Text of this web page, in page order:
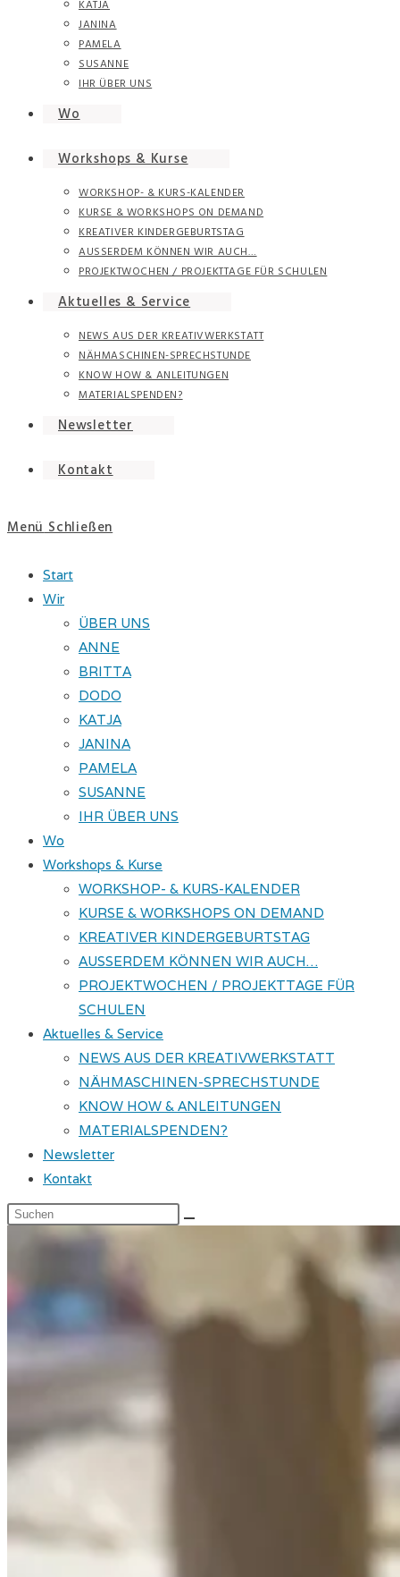
KATJA
JANINA
PAMELA
SUSANNE
IHR ÜBER UNS
Wo
Workshops & Kurse
WORKSHOP- & KURS-KALENDER
KURSE & WORKSHOPS ON DEMAND
KREATIVER KINDERGEBURTSTAG
AUSSERDEM KÖNNEN WIR AUCH…
PROJEKTWOCHEN / PROJEKTTAGE FÜR SCHULEN
Aktuelles & Service
NEWS AUS DER KREATIVWERKSTATT
NÄHMASCHINEN-SPRECHSTUNDE
KNOW HOW & ANLEITUNGEN
MATERIALSPENDEN?
Newsletter
Kontakt
Menü Schließen
Start
Wir
ÜBER UNS
ANNE
BRITTA
DODO
KATJA
JANINA
PAMELA
SUSANNE
IHR ÜBER UNS
Wo
Workshops & Kurse
WORKSHOP- & KURS-KALENDER
KURSE & WORKSHOPS ON DEMAND
KREATIVER KINDERGEBURTSTAG
AUSSERDEM KÖNNEN WIR AUCH…
PROJEKTWOCHEN / PROJEKTTAGE FÜR
SCHULEN
Aktuelles & Service
NEWS AUS DER KREATIVWERKSTATT
NÄHMASCHINEN-SPRECHSTUNDE
KNOW HOW & ANLEITUNGEN
MATERIALSPENDEN?
Newsletter
Kontakt